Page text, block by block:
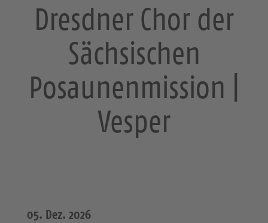
Dresdner Chor der
Sächsischen
Posaunenmission |
Vesper
05. Dez. 2026